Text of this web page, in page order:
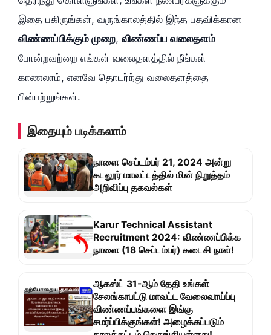
இதை பகிருங்கள், வருங்காலத்தில் இந்த பதவிக்கான
விண்ணப்பிக்கும் முறை, விண்ணப்ப வலைதளம்
போன்றவற்றை எங்கள் வலைதளத்தில் நீங்கள்
காணலாம், எனவே தொடர்ந்து வலைதளத்தை
பின்பற்றுங்கள்.
இதையும் படிக்கலாம்
நாளை செப்டம்பர் 21, 2024 அன்று
கடலூர் மாவட்டத்தில் மின் நிறுத்தம்
அறிவிப்பு தகவல்கள்
Karur Technical Assistant
Recruitment 2024: விண்ணப்பிக்க
நாளை (18 செப்டம்பர்) கடைசி நாள்!
ஆகஸ்ட் 31-ஆம் தேதி உங்கள்
சேலங்காபட்டு மாவட்ட வேலைவாய்ப்பு
விண்ணப்பங்களை இங்கு
சமர்ப்பிக்குங்கள்! அழைக்கப்படும்